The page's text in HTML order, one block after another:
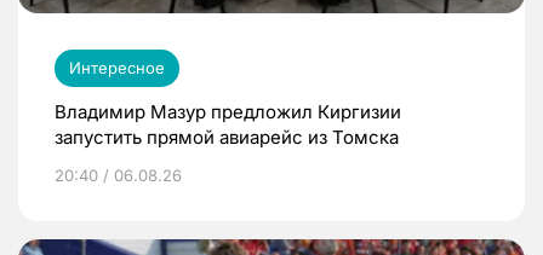
Интересное
Владимир Мазур предложил Киргизии
запустить прямой авиарейс из Томска
20:40 / 06.08.26